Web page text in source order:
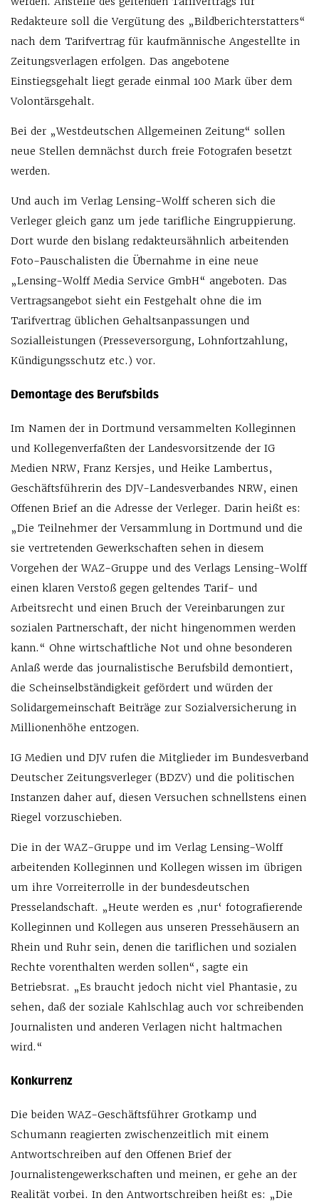
Redakteure soll die Vergütung des „Bildberichterstatters“
nach dem Tarifvertrag für kaufmännische Angestellte in
Zeitungsverlagen erfolgen. Das angebotene
Einstiegsgehalt liegt gerade einmal 100 Mark über dem
Volontärsgehalt.
Bei der „Westdeutschen Allgemeinen Zeitung“ sollen
neue Stellen demnächst durch freie Fotografen besetzt
werden.
Und auch im Verlag Lensing-Wolff scheren sich die
Verleger gleich ganz um jede tarifliche Eingruppierung.
Dort wurde den bislang redakteursähnlich arbeitenden
Foto-Pauschalisten die Übernahme in eine neue
„Lensing-Wolff Media Service GmbH“ angeboten. Das
Vertragsangebot sieht ein Festgehalt ohne die im
Tarifvertrag üblichen Gehaltsanpassungen und
Sozialleistungen (Presseversorgung, Lohnfortzahlung,
Kündigungsschutz etc.) vor.
Demontage des Berufsbilds
Im Namen der in Dortmund versammelten Kolleginnen
und Kollegenverfaßten der Landesvorsitzende der IG
Medien NRW, Franz Kersjes, und Heike Lambertus,
Geschäftsführerin des DJV-Landesverbandes NRW, einen
Offenen Brief an die Adresse der Verleger. Darin heißt es:
„Die Teilnehmer der Versammlung in Dortmund und die
sie vertretenden Gewerkschaften sehen in diesem
Vorgehen der WAZ-Gruppe und des Verlags Lensing-Wolff
einen klaren Verstoß gegen geltendes Tarif- und
Arbeitsrecht und einen Bruch der Vereinbarungen zur
sozialen Partnerschaft, der nicht hingenommen werden
kann.“ Ohne wirtschaftliche Not und ohne besonderen
Anlaß werde das journalistische Berufsbild demontiert,
die Scheinselbständigkeit gefördert und würden der
Solidargemeinschaft Beiträge zur Sozialversicherung in
Millionenhöhe entzogen.
IG Medien und DJV rufen die Mitglieder im Bundesverband
Deutscher Zeitungsverleger (BDZV) und die politischen
Instanzen daher auf, diesen Versuchen schnellstens einen
Riegel vorzuschieben.
Die in der WAZ-Gruppe und im Verlag Lensing-Wolff
arbeitenden Kolleginnen und Kollegen wissen im übrigen
um ihre Vorreiterrolle in der bundesdeutschen
Presselandschaft. „Heute werden es ,nur‘ fotografierende
Kolleginnen und Kollegen aus unseren Pressehäusern an
Rhein und Ruhr sein, denen die tariflichen und sozialen
Rechte vorenthalten werden sollen“, sagte ein
Betriebsrat. „Es braucht jedoch nicht viel Phantasie, zu
sehen, daß der soziale Kahlschlag auch vor schreibenden
Journalisten und anderen Verlagen nicht haltmachen
wird.“
Konkurrenz
Die beiden WAZ-Geschäftsführer Grotkamp und
Schumann reagierten zwischenzeitlich mit einem
Antwortschreiben auf den Offenen Brief der
Journalistengewerkschaften und meinen, er gehe an der
Realität vorbei. In den Antwortschreiben heißt es: „Die